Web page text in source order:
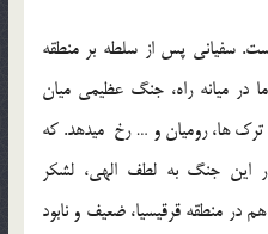
سفیانی پس از سلطه بر منطقه
در میانه راه، جنگ عظیمی میان
ترک ها، رومیان و … رخ میدهد. که
این جنگ به لطف الهی، لشکر
در منطقه قرقیسیا، ضعیف و نابود